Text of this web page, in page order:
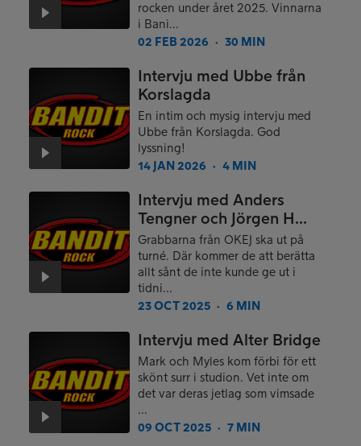
rocken under året 2025. Vinnarna
i Bani...
02 FEB 2026
● 30 MIN
Intervju med Ubbe från
Korslagda
En intim och mysig intervju med
Ubbe från Korslagda. God
lyssning!
14 JAN 2026
● 4 MIN
Intervju med Anders
Tengner och Jörgen H...
Grabbarna från OKEJ ska ut på
turné. Där kommer de att berätta
allt sånt de inte kunde ge ut i
tidni...
23 OCT 2025
● 6 MIN
Intervju med Alter Bridge
Mark och Myles kom förbi för ett
skönt surr i studion. Vet inte om
det var deras jetlag som vimsade
...
09 OCT 2025
● 7 MIN